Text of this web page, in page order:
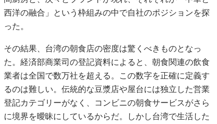
西洋の融合」という枠組みの中で自社のポジションを探
った。
その結果、台湾の朝食店の密度は驚くべきものとなっ
た。経済部商業司の登記資料によると、朝食関連の飲食
業者は全国で数万社を超える。この数字を正確に定義す
るのは難しい。伝統的な豆漿店や屋台には独立した営業
登記カテゴリーがなく、コンビニの朝食サービスがさら
に境界を曖昧にしているからだ。しかし台湾で生活した